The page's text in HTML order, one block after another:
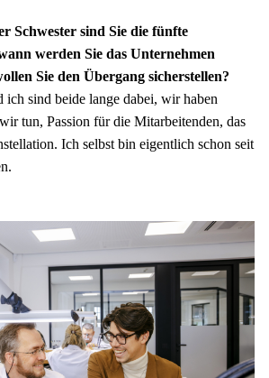
Schwester sind Sie die fünfte
werden Sie das Unternehmen
Sie den Übergang sicherstellen?
ich sind beide lange dabei, wir haben
tun, Passion für die Mitarbeitenden, das
Ich selbst bin eigentlich schon seit